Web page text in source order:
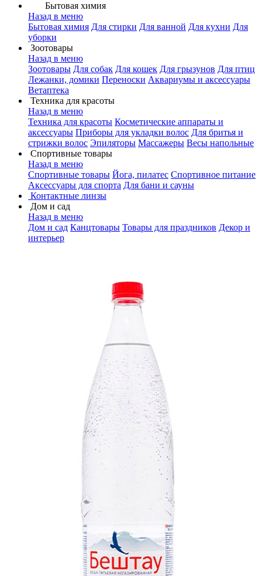
Бытовая химия
Назад в меню
Бытовая химия Для стирки Для ванной Для кухни Для
уборки
Зоотовары
Назад в меню
Зоотовары Для собак Для кошек Для грызунов Для птиц
Лежанки, домики Переноски Аквариумы и аксессуары
Ветаптека
Техника для красоты
Назад в меню
Техника для красоты Косметические аппараты и
аксессуары Приборы для укладки волос Для бритья и
стрижки волос Эпиляторы Массажеры Весы напольные
Спортивные товары
Назад в меню
Спортивные товары Йога, пилатес Спортивное питание
Аксессуары для спорта Для бани и сауны
Контактные линзы
Дом и сад
Назад в меню
Дом и сад Канцтовары Товары для праздников Декор и
интерьер